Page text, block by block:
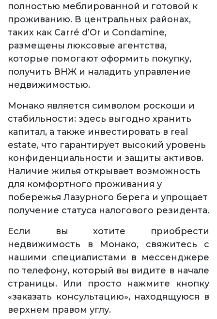
полностью меблированной и готовой к
проживанию. В центральных районах,
таких как Carré d’Or и Condamine,
размещены люксовые агентства,
которые помогают оформить покупку,
получить ВНЖ и наладить управление
недвижимостью.
Монако является символом роскоши и
стабильности: здесь выгодно хранить
капитал, а также инвестировать в real
estate, что гарантирует высокий уровень
конфиденциальности и защиты активов.
Наличие жилья открывает возможность
для комфортного проживания у
побережья Лазурного берега и упрощает
получение статуса налогового резидента.
Если вы хотите приобрести
недвижимость в Монако, свяжитесь с
нашими специалистами в мессенджере
по телефону, который вы видите в начале
страницы. Или просто нажмите кнопку
«заказать консультацию», находящуюся в
верхнем правом углу.